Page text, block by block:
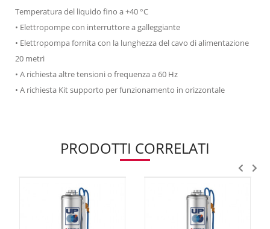
Temperatura del liquido fino a +40 °C
• Elettropompe con interruttore a galleggiante
• Elettropompa fornita con la lunghezza del cavo di alimentazione
20 metri
• A richiesta altre tensioni o frequenza a 60 Hz
• A richiesta Kit supporto per funzionamento in orizzontale
PRODOTTI CORRELATI